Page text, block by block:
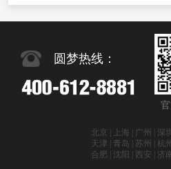
圆梦热线：
北京 | 上海 | 广州 | 深
天津 | 青岛 | 苏州 | 杭
合肥 | 沈阳 | 西安 | 济